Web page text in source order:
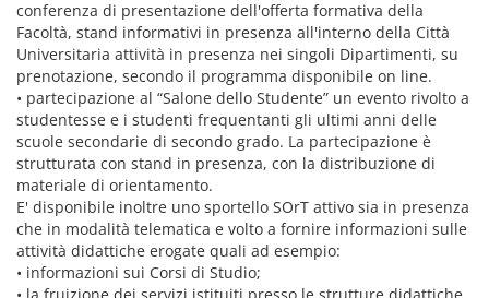
conferenza di presentazione dell'offerta formativa della
Facoltà, stand informativi in presenza all'interno della Città
Universitaria attività in presenza nei singoli Dipartimenti, su
prenotazione, secondo il programma disponibile on line.
• partecipazione al “Salone dello Studente” un evento rivolto a
studentesse e i studenti frequentanti gli ultimi anni delle
scuole secondarie di secondo grado. La partecipazione è
strutturata con stand in presenza, con la distribuzione di
materiale di orientamento.
E' disponibile inoltre uno sportello SOrT attivo sia in presenza
che in modalità telematica e volto a fornire informazioni sulle
attività didattiche erogate quali ad esempio:
• informazioni sui Corsi di Studio;